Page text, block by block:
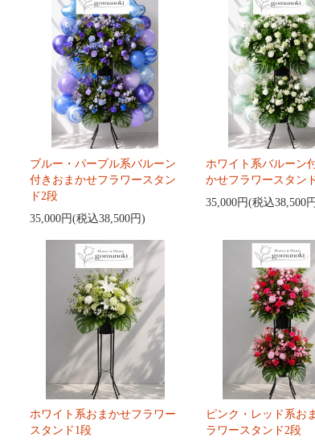
ブルー・パープル系バルーン
付きおまかせフラワースタン
ド2段
35,000円(税込38,500円)
ホワイト系バルーン
かせフラワースタン
35,000円(税込38,500
ホワイト系おまかせフラワー
スタンド1段
ピンク・レッド系お
ラワースタンド2段